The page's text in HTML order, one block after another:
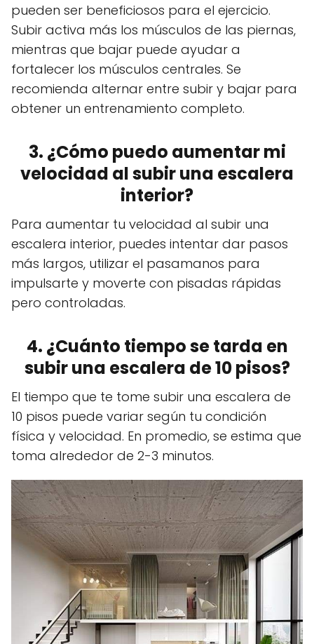
pueden ser beneficiosos para el ejercicio.
Subir activa más los músculos de las piernas,
mientras que bajar puede ayudar a
fortalecer los músculos centrales. Se
recomienda alternar entre subir y bajar para
obtener un entrenamiento completo.
3. ¿Cómo puedo aumentar mi
velocidad al subir una escalera
interior?
Para aumentar tu velocidad al subir una
escalera interior, puedes intentar dar pasos
más largos, utilizar el pasamanos para
impulsarte y moverte con pisadas rápidas
pero controladas.
4. ¿Cuánto tiempo se tarda en
subir una escalera de 10 pisos?
El tiempo que te tome subir una escalera de
10 pisos puede variar según tu condición
física y velocidad. En promedio, se estima que
toma alrededor de 2-3 minutos.